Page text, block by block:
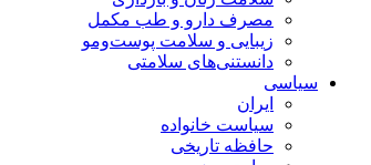
مصرف دارو و طب مکمل
زیبایی و سلامت پوست‌ومو
دانستنی‌های سلامتی
سیاسی
ایران
سیاست خانواده
حافظه تاریخی